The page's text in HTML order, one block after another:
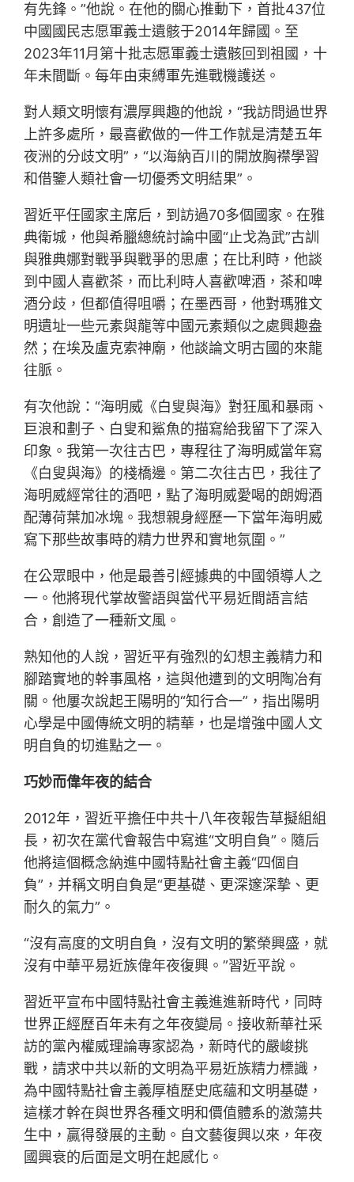
有先鋒。”他說。在他的關心推動下，首批437位
中國國民志愿軍義士遺骸于2014年歸國。至
2023年11月第十批志愿軍義士遺骸回到祖國，十
年未間斷。每年由束縛軍先進戰機護送。
對人類文明懷有濃厚興趣的他說，“我訪問過世界
上許多處所，最喜歡做的一件工作就是清楚五年
夜洲的分歧文明”，“以海納百川的開放胸襟學習
和借鑒人類社會一切優秀文明結果”。
習近平任國家主席后，到訪過70多個國家。在雅
典衛城，他與希臘總統討論中國“止戈為武”古訓
與雅典娜對戰爭與戰爭的思慮；在比利時，他談
到中國人喜歡茶，而比利時人喜歡啤酒，茶和啤
酒分歧，但都值得咀嚼；在墨西哥，他對瑪雅文
明遺址一些元素與龍等中國元素類似之處興趣盎
然；在埃及盧克索神廟，他談論文明古國的來龍
往脈。
有次他說：“海明威《白叟與海》對狂風和暴雨、
巨浪和劃子、白叟和鯊魚的描寫給我留下了深入
印象。我第一次往古巴，專程往了海明威當年寫
《白叟與海》的棧橋邊。第二次往古巴，我往了
海明威經常往的酒吧，點了海明威愛喝的朗姆酒
配薄荷葉加冰塊。我想親身經歷一下當年海明威
寫下那些故事時的精力世界和實地氛圍。”
在公眾眼中，他是最善引經據典的中國領導人之
一。他將現代掌故警語與當代平易近間語言結
合，創造了一種新文風。
熟知他的人說，習近平有強烈的幻想主義精力和
腳踏實地的幹事風格，這與他遭到的文明陶冶有
關。他屢次說起王陽明的“知行合一”，指出陽明
心學是中國傳統文明的精華，也是增強中國人文
明自負的切進點之一。
巧妙而偉年夜的結合
2012年，習近平擔任中共十八年夜報告草擬組組
長，初次在黨代會報告中寫進“文明自負”。隨后
他將這個概念納進中國特點社會主義“四個自
負”，并稱文明自負是“更基礎、更深邃深摯、更
耐久的氣力”。
“沒有高度的文明自負，沒有文明的繁榮興盛，就
沒有中華平易近族偉年夜復興。”習近平說。
習近平宣布中國特點社會主義進進新時代，同時
世界正經歷百年未有之年夜變局。接收新華社采
訪的黨內權威理論專家認為，新時代的嚴峻挑
戰，請求中共以新的文明為平易近族精力標識，
為中國特點社會主義厚植歷史底蘊和文明基礎，
這樣才幹在與世界各種文明和價值體系的激蕩共
生中，贏得發展的主動。自文藝復興以來，年夜
國興衰的后面是文明在起感化。